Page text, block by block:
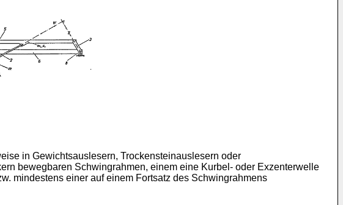
in Gewichtsauslesern, Trockensteinauslesern oder
be­wegbaren Schwingrahmen, einem eine Kurbel- oder Exzenterwelle
mindestens einer auf einem Fortsatz des Schwingrahmens